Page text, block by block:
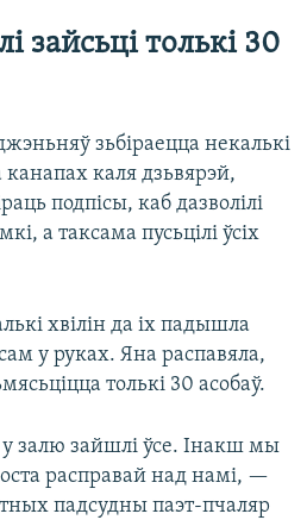
зайсьці толькі 30
зьбіраецца некалькі
каля дзьвярэй,
подпісы, каб дазволілі
а таксама пусьцілі ўсіх
хвілін да іх падышла
у руках. Яна распавяла,
толькі 30 асобаў.
залю зайшлі ўсе. Інакш мы
расправай над намі, —
падсудны паэт-пчаляр